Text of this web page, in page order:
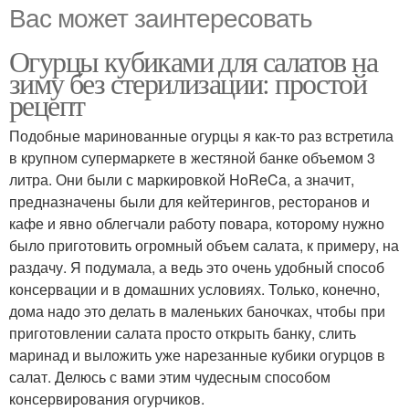
Вас может заинтересовать
Огурцы кубиками для салатов на
зиму без стерилизации: простой
рецепт
Подобные маринованные огурцы я как-то раз встретила
в крупном супермаркете в жестяной банке объемом 3
литра. Они были с маркировкой HoReCa, а значит,
предназначены были для кейтерингов, ресторанов и
кафе и явно облегчали работу повара, которому нужно
было приготовить огромный объем салата, к примеру, на
раздачу. Я подумала, а ведь это очень удобный способ
консервации и в домашних условиях. Только, конечно,
дома надо это делать в маленьких баночках, чтобы при
приготовлении салата просто открыть банку, слить
маринад и выложить уже нарезанные кубики огурцов в
салат. Делюсь с вами этим чудесным способом
консервирования огурчиков.